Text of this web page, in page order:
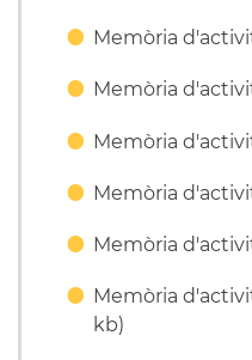
Memòria
Memòria
Memòria
Memòria
Memòria
Memòria
kb)